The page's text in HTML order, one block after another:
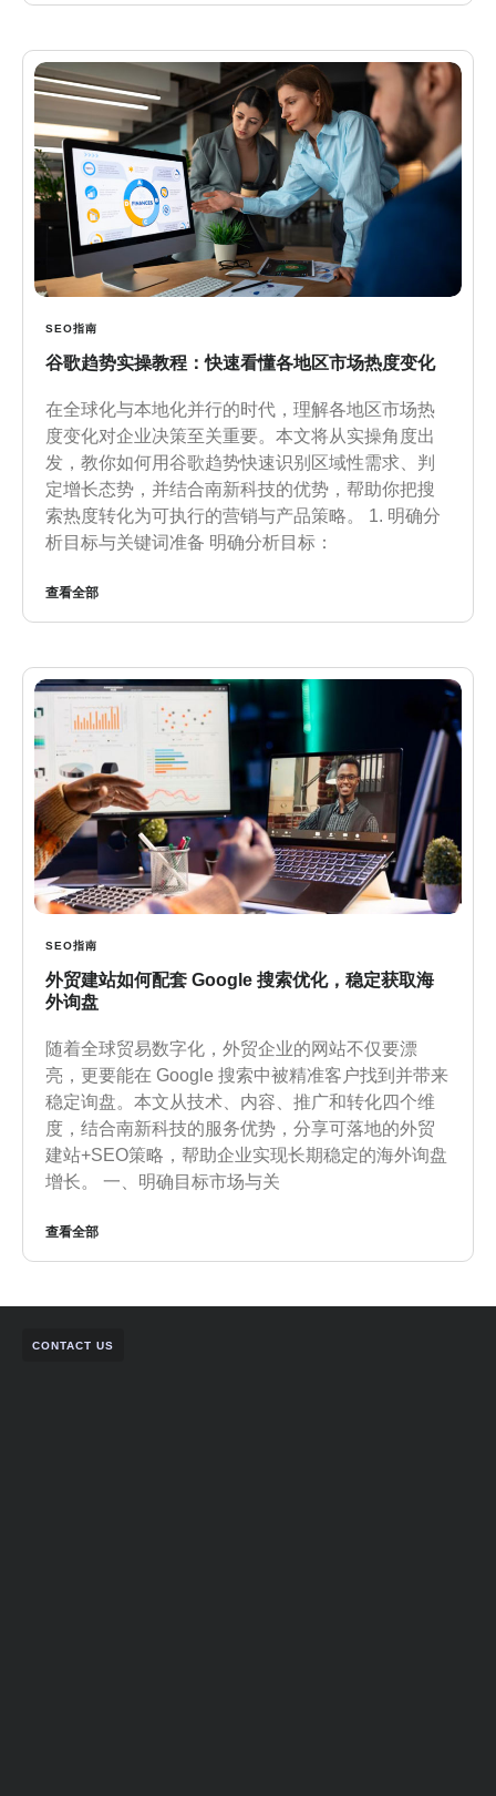
SEO指南
谷歌趋势实操教程：快速看懂各地区市场热度变化
在全球化与本地化并行的时代，理解各地区市场热
度变化对企业决策至关重要。本文将从实操角度出
发，教你如何用谷歌趋势快速识别区域性需求、判
定增长态势，并结合南新科技的优势，帮助你把搜
索热度转化为可执行的营销与产品策略。 1. 明确分
析目标与关键词准备 明确分析目标：
查看全部
SEO指南
外贸建站如何配套 Google 搜索优化，稳定获取海
外询盘
随着全球贸易数字化，外贸企业的网站不仅要漂
亮，更要能在 Google 搜索中被精准客户找到并带来
稳定询盘。本文从技术、内容、推广和转化四个维
度，结合南新科技的服务优势，分享可落地的外贸
建站+SEO策略，帮助企业实现长期稳定的海外询盘
增长。 一、明确目标市场与关
查看全部
CONTACT US